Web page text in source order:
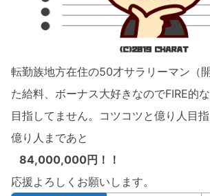
転勤族地方在住の50才サラリーマン（
た給料、ボーナス大好きなのでFIRE的
目指してません。コツコツと億り人目指
億り人まであと
84,000,000円！！
応援よろしくお願いします。